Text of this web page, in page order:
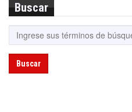
Buscar
Buscar